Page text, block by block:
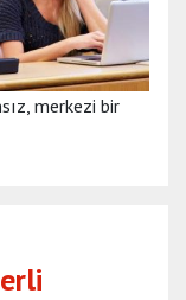
merkezi bir